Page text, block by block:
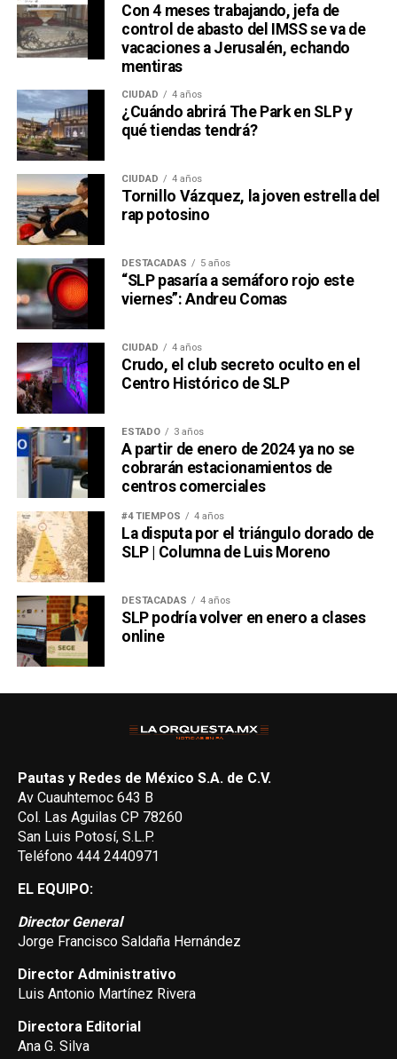
Con 4 meses trabajando, jefa de
control de abasto del IMSS se va de
vacaciones a Jerusalén, echando
mentiras
CIUDAD 4 años
¿Cuándo abrirá The Park en SLP y
qué tiendas tendrá?
CIUDAD 4 años
Tornillo Vázquez, la joven estrella del
rap potosino
DESTACADAS 5 años
“SLP pasaría a semáforo rojo este
viernes”: Andreu Comas
CIUDAD 4 años
Crudo, el club secreto oculto en el
Centro Histórico de SLP
ESTADO 3 años
A partir de enero de 2024 ya no se
cobrarán estacionamientos de
centros comerciales
#4 TIEMPOS 4 años
La disputa por el triángulo dorado de
SLP | Columna de Luis Moreno
DESTACADAS 4 años
SLP podría volver en enero a clases
online
Pautas y Redes de México S.A. de C.V.
Av Cuauhtemoc 643 B
Col. Las Aguilas CP 78260
San Luis Potosí, S.L.P.
Teléfono 444 2440971
EL EQUIPO:
Director General
Jorge Francisco Saldaña Hernández
Director Administrativo
Luis Antonio Martínez Rivera
Directora Editorial
Ana G. Silva